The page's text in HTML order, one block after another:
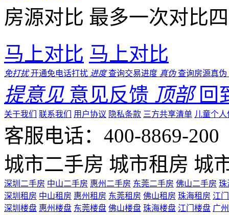
房源对比 最多一次对比
马上对比 马上对比
免打扰 开通免电话打扰 进度 查询交易进度 真伪 查询房源真伪
提意见 意见反馈 顶部 回
关于我们 联系我们 用户协议 隐私条款 三方共享清单 儿童个
客服电话：400-8869-200
城市二手房 城市租房 城
深圳二手房 中山二手房 惠州二手房 东莞二手房 佛山二手房 珠
深圳租房 中山租房 惠州租房 东莞租房 佛山租房 珠海租房 江
深圳楼盘 惠州楼盘 东莞楼盘 佛山楼盘 珠海楼盘 江门楼盘 广